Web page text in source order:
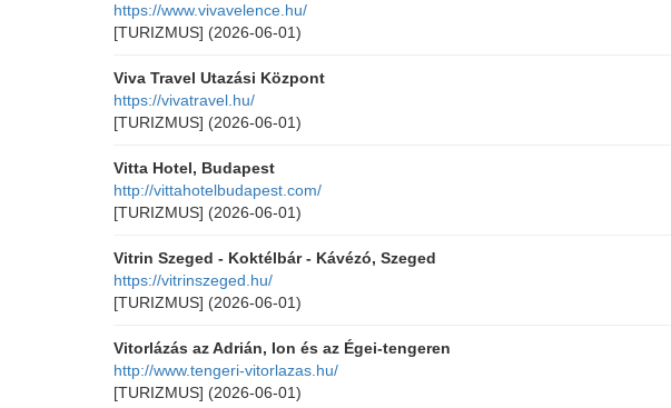
https://www.vivavelence.hu/
[TURIZMUS] (2026-06-01)
Viva Travel Utazási Központ
https://vivatravel.hu/
[TURIZMUS] (2026-06-01)
Vitta Hotel, Budapest
http://vittahotelbudapest.com/
[TURIZMUS] (2026-06-01)
Vitrin Szeged - Koktélbár - Kávézó, Szeged
https://vitrinszeged.hu/
[TURIZMUS] (2026-06-01)
Vitorlázás az Adrián, Ion és az Égei-tengeren
http://www.tengeri-vitorlazas.hu/
[TURIZMUS] (2026-06-01)